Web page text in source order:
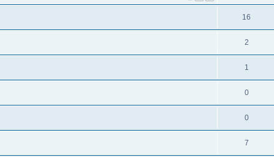
16
2
1
0
0
7